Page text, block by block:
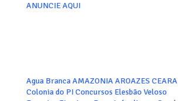
ANUNCIE AQUI
Agua Branca AMAZONIA AROAZES CEARA
Colonia do PI Concursos Elesbão Veloso